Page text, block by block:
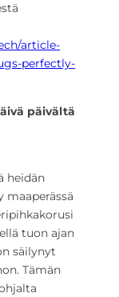
article-
perfectly-
päivältä
heidän
maaperässä
tuon ajan
säilynyt
Tämän